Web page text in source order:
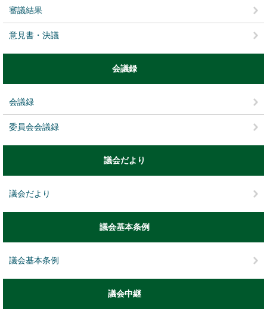
審議結果
意見書・決議
会議録
会議録
委員会会議録
議会だより
議会だより
議会基本条例
議会基本条例
議会中継